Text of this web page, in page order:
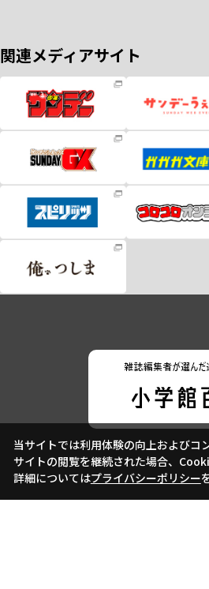
関連メディアサイト
当サイトでは利用体験の向上およびコ
サイトの閲覧を継続された場合、
詳細についてはプライバシーポリシー